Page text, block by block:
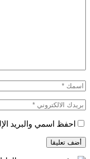
احفظ اسمي والبريد